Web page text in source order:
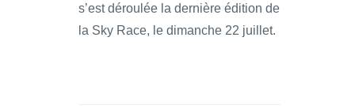
s’est déroulée la dernière édition de
la Sky Race, le dimanche 22 juillet.